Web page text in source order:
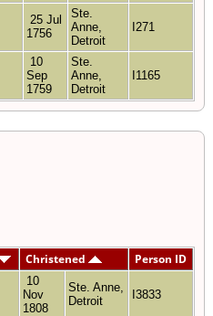
25 Jul
1756
Ste.
Anne,
Detroit
I271
10
Sep
1759
Ste.
Anne,
Detroit
I1165
Christened Person ID
10
Nov
1808
Ste. Anne,
Detroit
I3833